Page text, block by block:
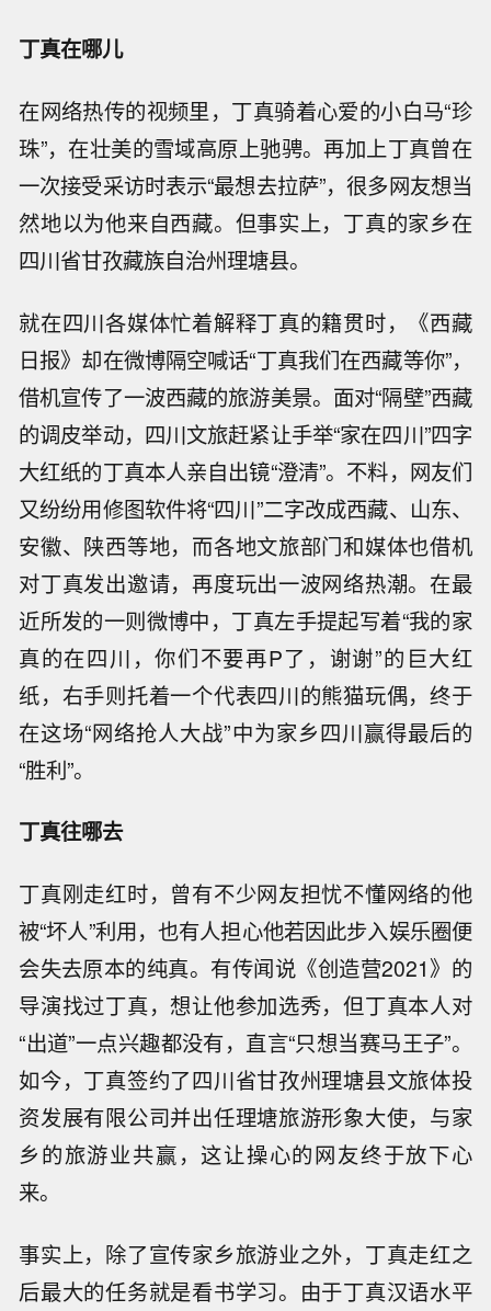
丁真在哪儿
在网络热传的视频里，丁真骑着心爱的小白马“珍
珠”，在壮美的雪域高原上驰骋。再加上丁真曾在
一次接受采访时表示“最想去拉萨”，很多网友想当
然地以为他来自西藏。但事实上，丁真的家乡在
四川省甘孜藏族自治州理塘县。
就在四川各媒体忙着解释丁真的籍贯时，《西藏
日报》却在微博隔空喊话“丁真我们在西藏等你”，
借机宣传了一波西藏的旅游美景。面对“隔壁”西藏
的调皮举动，四川文旅赶紧让手举“家在四川”四字
大红纸的丁真本人亲自出镜“澄清”。不料，网友们
又纷纷用修图软件将“四川”二字改成西藏、山东、
安徽、陕西等地，而各地文旅部门和媒体也借机
对丁真发出邀请，再度玩出一波网络热潮。在最
近所发的一则微博中，丁真左手提起写着“我的家
真的在四川，你们不要再P了，谢谢”的巨大红
纸，右手则托着一个代表四川的熊猫玩偶，终于
在这场“网络抢人大战”中为家乡四川赢得最后的
“胜利”。
丁真往哪去
丁真刚走红时，曾有不少网友担忧不懂网络的他
被“坏人”利用，也有人担心他若因此步入娱乐圈便
会失去原本的纯真。有传闻说《创造营2021》的
导演找过丁真，想让他参加选秀，但丁真本人对
“出道”一点兴趣都没有，直言“只想当赛马王子”。
如今，丁真签约了四川省甘孜州理塘县文旅体投
资发展有限公司并出任理塘旅游形象大使，与家
乡的旅游业共赢，这让操心的网友终于放下心
来。
事实上，除了宣传家乡旅游业之外，丁真走红之
后最大的任务就是看书学习。由于丁真汉语水平